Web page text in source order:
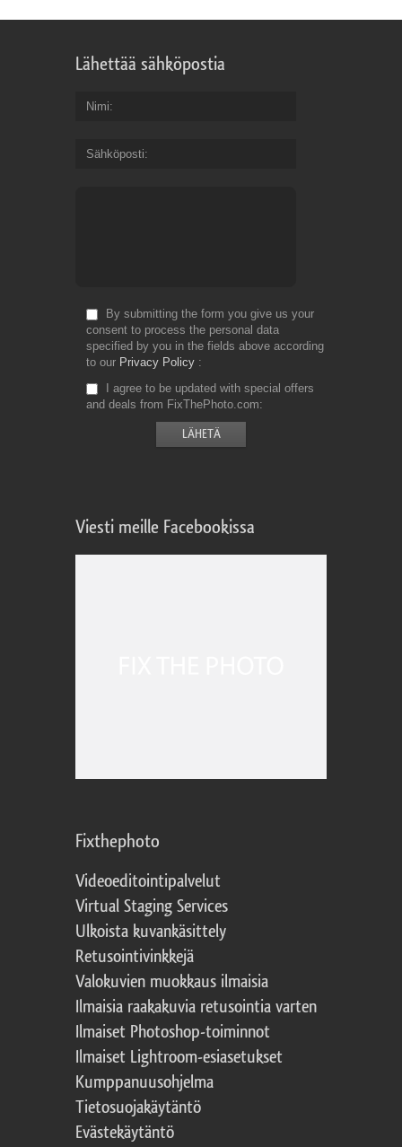
Lähettää sähköpostia
Nimi
Sähköposti
By submitting the form you give us your
consent to process the personal data
specified by you in the fields above according
to our Privacy Policy
I agree to be updated with special offers
and deals from FixThePhoto.com
Viesti meille Facebookissa
Fixthephoto
Videoeditointipalvelut
Virtual Staging Services
Ulkoista kuvankäsittely
Retusointivinkkejä
Valokuvien muokkaus ilmaisia
Ilmaisia raakakuvia retusointia varten
Ilmaiset Photoshop-toiminnot
Ilmaiset Lightroom-esiasetukset
Kumppanuusohjelma
Tietosuojakäytäntö
Evästekäytäntö